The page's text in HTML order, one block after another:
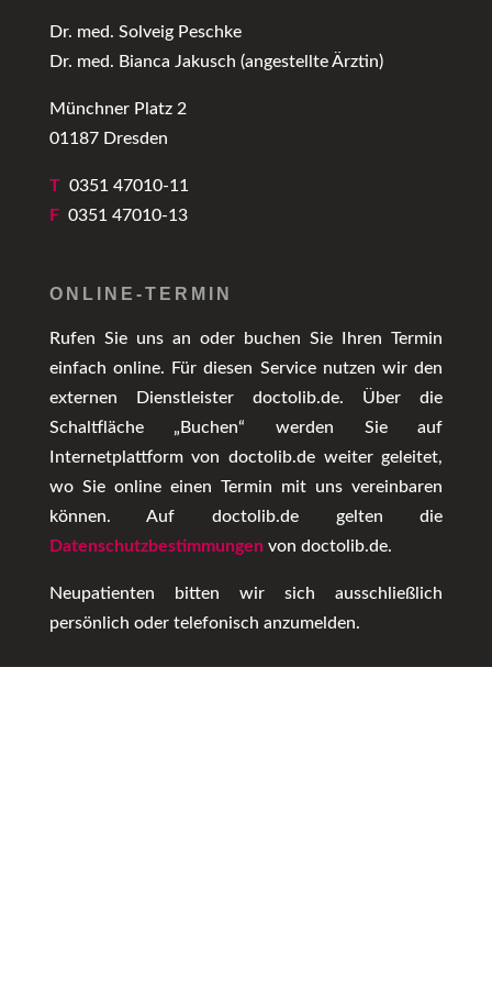
Dr. med. Solveig Peschke
Dr. med. Bianca Jakusch (angestellte Ärztin)
Münchner Platz 2
01187 Dresden
T 0351 47010-11
F0351 47010-13
ONLINE-TERMIN
Rufen Sie uns an oder buchen Sie Ihren Termin
einfach online. Für diesen Service nutzen wir den
externen Dienstleister doctolib.de. Über die
Schaltfläche „Buchen“ werden Sie auf
Internetplattform von doctolib.de weiter geleitet,
wo Sie online einen Termin mit uns vereinbaren
können. Auf doctolib.de gelten die
Datenschutzbestimmungen von doctolib.de.
Neupatienten bitten wir sich ausschließlich
persönlich oder telefonisch anzumelden.